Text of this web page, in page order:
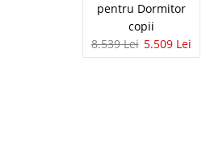
pentru Dormitor
copii
8.539 Lei 5.509 Lei